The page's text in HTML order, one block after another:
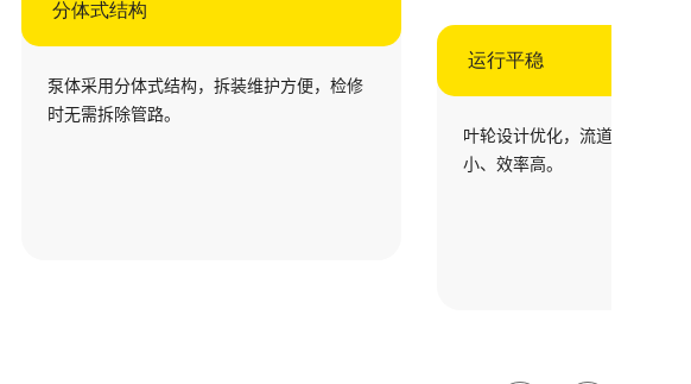
分体式结构
泵体采用分体式结构，拆装维护方便，检修
时无需拆除管路。
运行平稳
叶轮设计优化，流道顺畅，运
小、效率高。